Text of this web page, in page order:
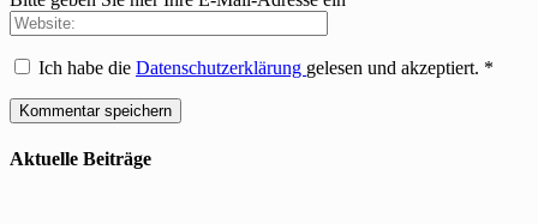
Ich habe die Datenschutzerklärung gelesen und akzeptiert. *
Aktuelle Beiträge